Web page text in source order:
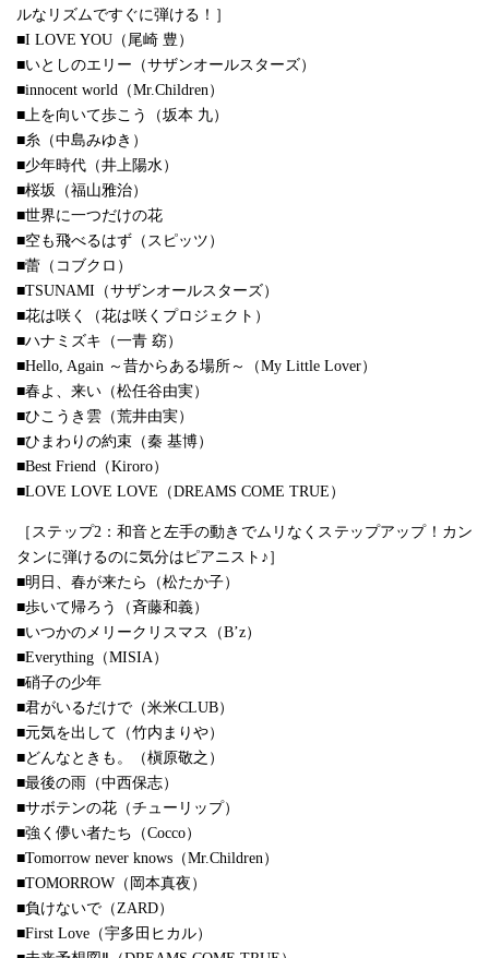
ルなリズムですぐに弾ける！］
■I LOVE YOU（尾崎 豊）
■いとしのエリー（サザンオールスターズ）
■innocent world（Mr.Children）
■上を向いて歩こう（坂本 九）
■糸（中島みゆき）
■少年時代（井上陽水）
■桜坂（福山雅治）
■世界に一つだけの花
■空も飛べるはず（スピッツ）
■蕾（コブクロ）
■TSUNAMI（サザンオールスターズ）
■花は咲く（花は咲くプロジェクト）
■ハナミズキ（一青 窈）
■Hello, Again ～昔からある場所～（My Little Lover）
■春よ、来い（松任谷由実）
■ひこうき雲（荒井由実）
■ひまわりの約束（秦 基博）
■Best Friend（Kiroro）
■LOVE LOVE LOVE（DREAMS COME TRUE）
［ステップ2：和音と左手の動きでムリなくステップアップ！カン
タンに弾けるのに気分はピアニスト♪］
■明日、春が来たら（松たか子）
■歩いて帰ろう（斉藤和義）
■いつかのメリークリスマス（B’z）
■Everything（MISIA）
■硝子の少年
■君がいるだけで（米米CLUB）
■元気を出して（竹内まりや）
■どんなときも。（槇原敬之）
■最後の雨（中西保志）
■サボテンの花（チューリップ）
■強く儚い者たち（Cocco）
■Tomorrow never knows（Mr.Children）
■TOMORROW（岡本真夜）
■負けないで（ZARD）
■First Love（宇多田ヒカル）